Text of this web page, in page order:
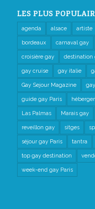
LES PLUS
agenda alsace artiste
bordeaux carnaval gay
croisière gay destination
gay cruise gay italie
Gay Sejour Magazine
guide gay Paris
Las Palmas Marais gay
reveillon gay sitges
séjour gay Paris tantra
top gay destination
week-end gay Paris